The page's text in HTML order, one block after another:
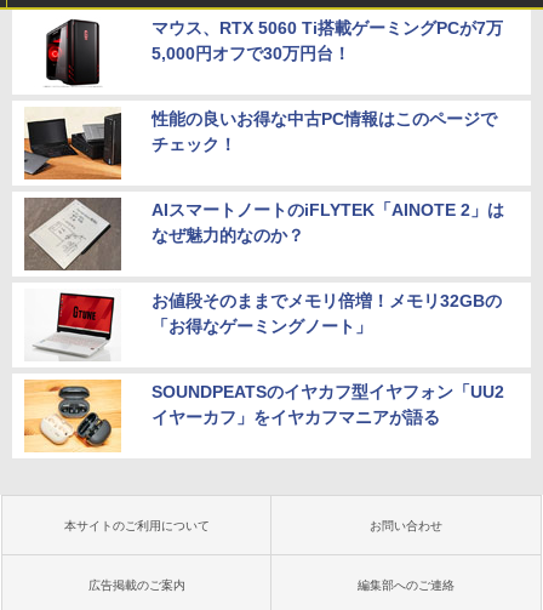
マウス、RTX 5060 Ti搭載ゲーミングPCが7万
5,000円オフで30万円台！
性能の良いお得な中古PC情報はこのページで
チェック！
AIスマートノートのiFLYTEK「AINOTE 2」は
なぜ魅力的なのか？
お値段そのままでメモリ倍増！メモリ32GBの
「お得なゲーミングノート」
SOUNDPEATSのイヤカフ型イヤフォン「UU2
イヤーカフ」をイヤカフマニアが語る
本サイトのご利用について お問い合わせ
広告掲載のご案内 編集部へのご連絡